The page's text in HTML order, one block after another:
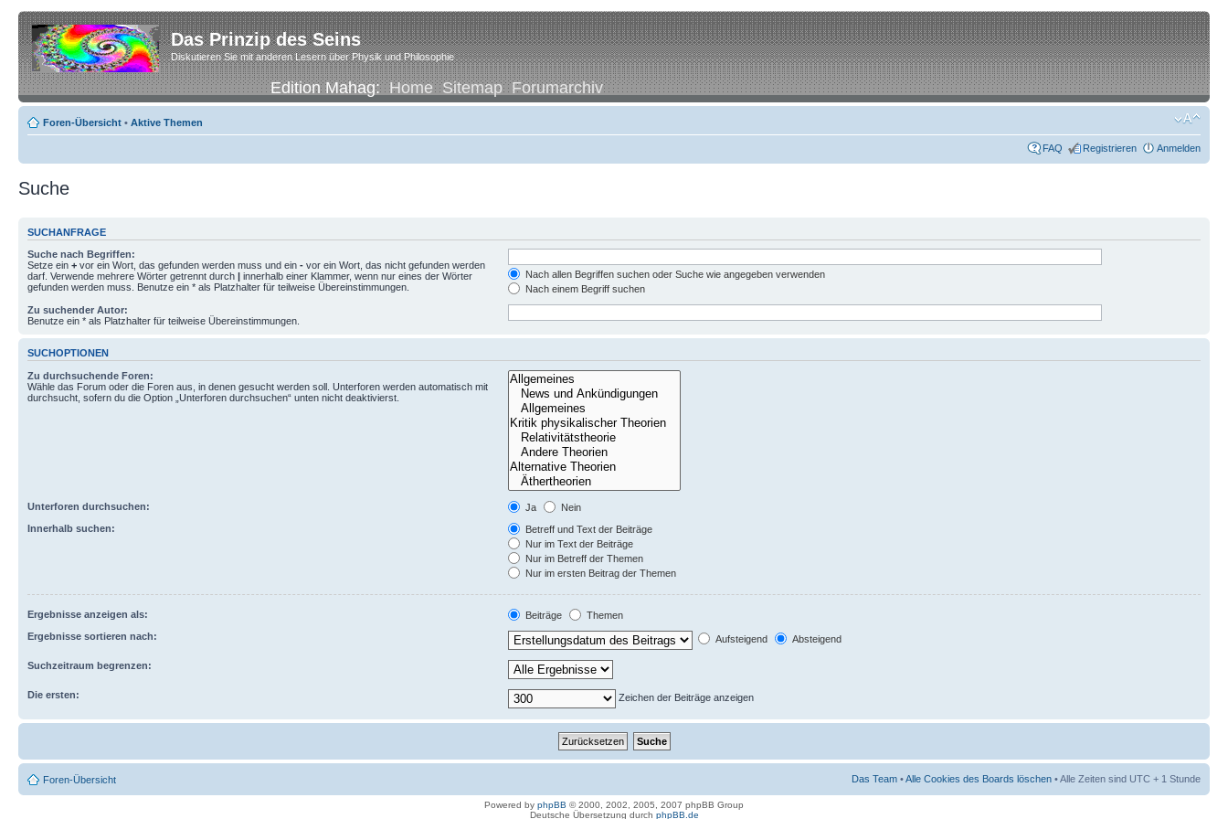
Das Prinzip des Seins
Diskutieren Sie mit anderen Lesern über Physik und Philosophie
Edition Mahag:Home Sitemap Forumarchiv
Foren-Übersicht • Aktive Themen
FAQ Registrieren Anmelden
Suche
SUCHANFRAGE
Suche nach Begriffen:
Setze ein + vor ein Wort, das gefunden werden muss und ein - vor ein Wort, das nicht gefunden werden
darf. Verwende mehrere Wörter getrennt durch | innerhalb einer Klammer, wenn nur eines der Wörter
gefunden werden muss. Benutze ein * als Platzhalter für teilweise Übereinstimmungen.
Nach allen Begriffen suchen oder Suche wie angegeben verwenden
Nach einem Begriff suchen
Zu suchender Autor:
Benutze ein * als Platzhalter für teilweise Übereinstimmungen.
SUCHOPTIONEN
Zu durchsuchende Foren:
Wähle das Forum oder die Foren aus, in denen gesucht werden soll. Unterforen werden automatisch mit
durchsucht, sofern du die Option „Unterforen durchsuchen“ unten nicht deaktivierst.
Unterforen durchsuchen: Ja
Nein
Innerhalb suchen:
Betreff und Text der Beiträge
Nur im Text der Beiträge
Nur im Betreff der Themen
Nur im ersten Beitrag der Themen
Ergebnisse anzeigen als: Beiträge
Themen
Ergebnisse sortieren nach:
Aufsteigend Absteigend
Suchzeitraum begrenzen:
Die ersten: Zeichen der Beiträge anzeigen
Foren-Übersicht Das Team •Alle Cookies des Boards löschen • Alle Zeiten sind UTC + 1 Stunde
Powered by phpBB © 2000, 2002, 2005, 2007 phpBB Group
Deutsche Übersetzung durch phpBB.de